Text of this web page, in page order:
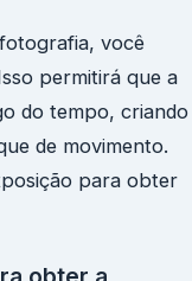
você
permitirá que a
do tempo, criando
de movimento.
para obter